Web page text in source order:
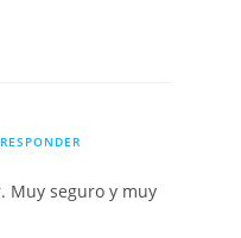
RESPONDER
Muy seguro y muy